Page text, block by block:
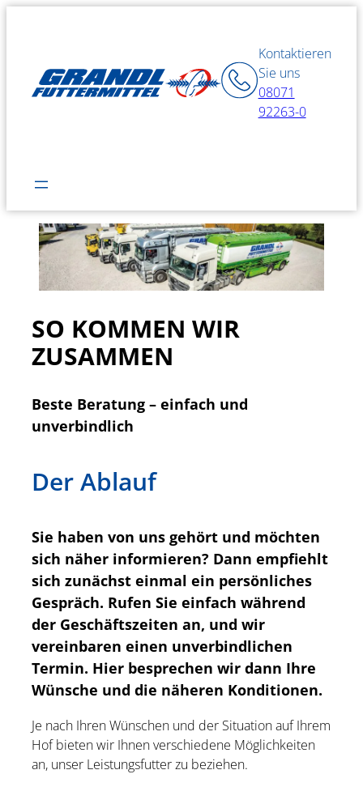
Kontaktieren
Sie uns
08071
92263-0
SO KOMMEN WIR
ZUSAMMEN
Beste Beratung – einfach und
unverbindlich
Der Ablauf
Sie haben von uns gehört und möchten
sich näher informieren? Dann empfiehlt
sich zunächst einmal ein persönliches
Gespräch. Rufen Sie einfach während
der Geschäftszeiten an, und wir
vereinbaren einen unverbindlichen
Termin. Hier besprechen wir dann Ihre
Wünsche und die näheren Konditionen.
Je nach Ihren Wünschen und der Situation auf Ihrem
Hof bieten wir Ihnen verschiedene Möglichkeiten
an, unser Leistungsfutter zu beziehen.